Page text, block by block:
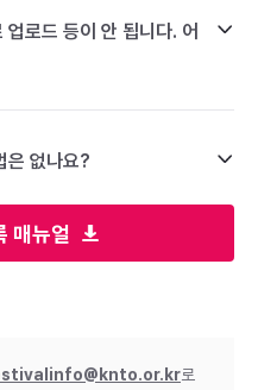
매뉴얼
로드 등이 안 됩니다. 어
은 없나요?
로